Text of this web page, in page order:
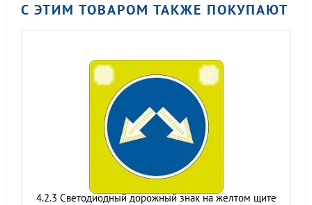
С ЭТИМ ТОВАРОМ ТАКЖЕ ПОКУПАЮТ
4.2.3 Светодиодный дорожный знак на желтом щите